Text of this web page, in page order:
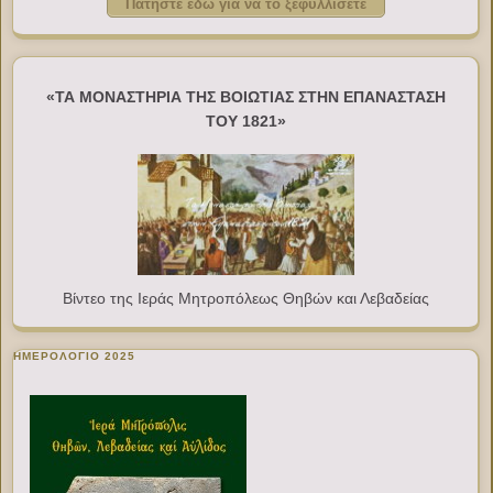
Πατήστε εδώ για να το ξεφυλλίσετε
«ΤΑ ΜΟΝΑΣΤΗΡΙΑ ΤΗΣ ΒΟΙΩΤΙΑΣ ΣΤΗΝ ΕΠΑΝΑΣΤΑΣΗ
ΤΟΥ 1821»
Βίντεο της Ιεράς Μητροπόλεως Θηβών και Λεβαδείας
ΗΜΕΡΟΛΟΓΙΟ 2025